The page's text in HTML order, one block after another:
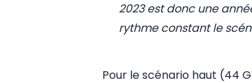
2023 est donc une
rythme constant le
Pour le scénario haut (44